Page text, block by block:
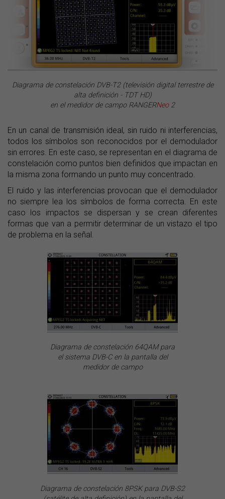
Diagrama de constelación DVB-T2 (televisión digital terrestre de
alta definición - TDT HD)
en el medidor de campo RANGERNeo2
En un canal de transmisión ideal, sin ruido ni interferencias,
todos los símbolos son reconocidos por el demodulador
sin errores. En este caso, se representan en el diagrama de
constelación como puntos bien definidos que impactan en
la misma zona formando un punto muy concentrado.
El ruido y las interferencias provocan que el demodulador
no siempre lea los símbolos de forma correcta. En este
caso los impactos se dispersan y se crean diferentes
formas que van a permitir determinar de un vistazo el tipo
de problema en la señal.
Diagrama de constelación 64QAM para
el sistema DVB-C en la pantalla del
medidor de campo
Diagrama de constelación 8PSK para DVB-S2